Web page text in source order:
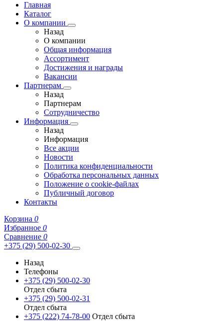
Главная
Каталог
О компании
Назад
О компании
Общая информация
Ассортимент
Достижения и награды
Вакансии
Партнерам
Назад
Партнерам
Сотрудничество
Информация
Назад
Информация
Все акции
Новости
Политика конфиденциальности
Обработка персональных данных
Положение о cookie-файлах
Публичный договор
Контакты
Корзина 0
Избранное 0
Сравнение 0
+375 (29) 500-02-30
Назад
Телефоны
+375 (29) 500-02-30
Отдел сбыта
+375 (29) 500-02-31
Отдел сбыта
+375 (222) 74-78-00 Отдел сбыта